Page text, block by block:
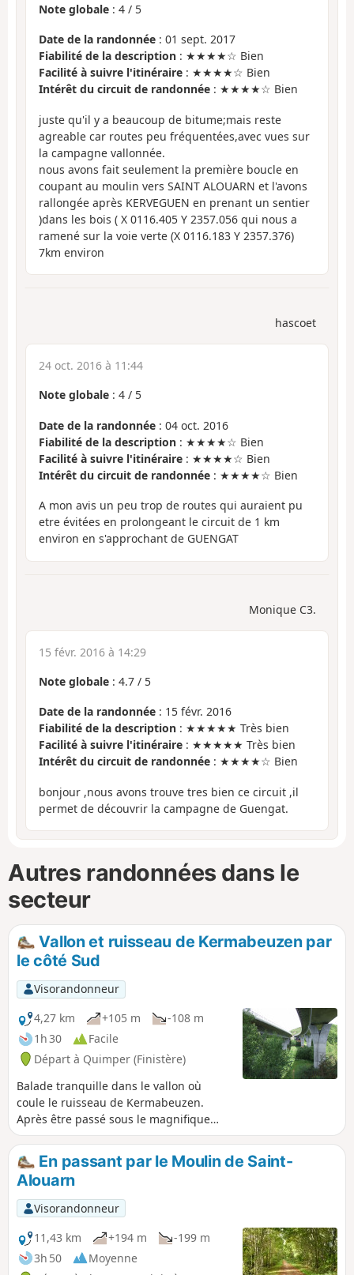
Note globale : 4 / 5
Date de la randonnée : 01 sept. 2017
Fiabilité de la description : ★★★★☆ Bien
Facilité à suivre l'itinéraire : ★★★★☆ Bien
Intérêt du circuit de randonnée : ★★★★☆ Bien
juste qu'il y a beaucoup de bitume;mais reste
agreable car routes peu fréquentées,avec vues sur
la campagne vallonnée.
nous avons fait seulement la première boucle en
coupant au moulin vers SAINT ALOUARN et l'avons
rallongée après KERVEGUEN en prenant un sentier
)dans les bois ( X 0116.405 Y 2357.056 qui nous a
ramené sur la voie verte (X 0116.183 Y 2357.376)
7km environ
hascoet
24 oct. 2016 à 11:44
Note globale : 4 / 5
Date de la randonnée : 04 oct. 2016
Fiabilité de la description : ★★★★☆ Bien
Facilité à suivre l'itinéraire : ★★★★☆ Bien
Intérêt du circuit de randonnée : ★★★★☆ Bien
A mon avis un peu trop de routes qui auraient pu
etre évitées en prolongeant le circuit de 1 km
environ en s'approchant de GUENGAT
Monique C3.
15 févr. 2016 à 14:29
Note globale : 4.7 / 5
Date de la randonnée : 15 févr. 2016
Fiabilité de la description : ★★★★★ Très bien
Facilité à suivre l'itinéraire : ★★★★★ Très bien
Intérêt du circuit de randonnée : ★★★★☆ Bien
bonjour ,nous avons trouve tres bien ce circuit ,il
permet de découvrir la campagne de Guengat.
Autres randonnées dans le
secteur
Vallon et ruisseau de Kermabeuzen par
le côté Sud
Visorandonneur
4,27 km
+105 m
-108 m
1h 30
Facile
Départ à Quimper (Finistère)
Balade tranquille dans le vallon où
coule le ruisseau de Kermabeuzen.
Après être passé sous le magnifique
viaduc double de la rocade Nord-Ouest
de Quimper, vous vous enfoncez dans le
sous-bois où très vite le bruit du
roulement de la rocade s'estompe. Seul
le murmure du ruisseau que l'on longe
et le chant des oiseaux vient troubler le
silence : calme et dépaysement assuré à
quelques encablures de la ville. Passage
près de l'imposant Manoir de Toulgoat.
En passant par le Moulin de Saint-
Alouarn
Visorandonneur
11,43 km
+194 m
-199 m
3h 50
Moyenne